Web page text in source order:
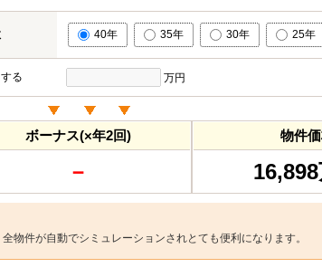
40年 35年 30年 25年
る 万円
ボーナス(×年2回)
－
物件
物件が自動でシミュレーションされとても便利になります。